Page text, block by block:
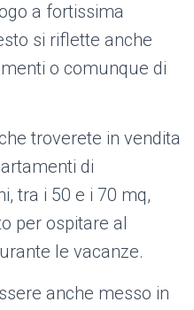
a fortissima
si riflette anche
o comunque di
troverete in vendita
di
tra i 50 e i 70 mq,
per ospitare al
le vacanze.
anche messo in